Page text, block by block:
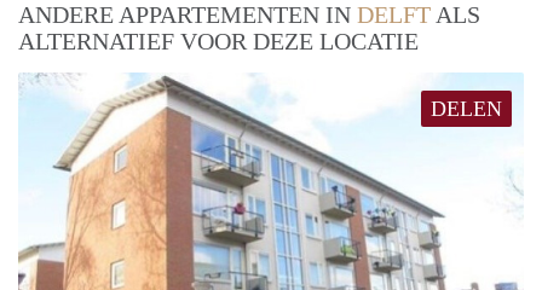
ANDERE APPARTEMENTEN IN DELFT ALS
ALTERNATIEF VOOR DEZE LOCATIE
DELEN